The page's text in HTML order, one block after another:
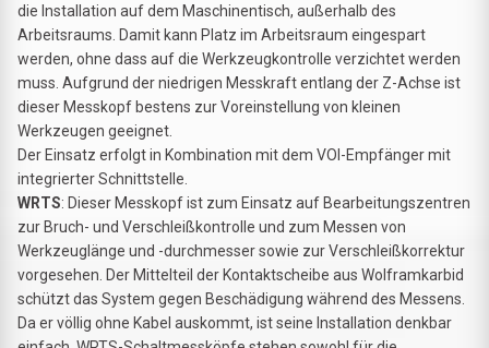
die Installation auf dem Maschinentisch, außerhalb des
Arbeitsraums. Damit kann Platz im Arbeitsraum eingespart
werden, ohne dass auf die Werkzeugkontrolle verzichtet werden
muss. Aufgrund der niedrigen Messkraft entlang der Z-Achse ist
dieser Messkopf bestens zur Voreinstellung von kleinen
Werkzeugen geeignet.
Der Einsatz erfolgt in Kombination mit dem VOI-Empfänger mit
integrierter Schnittstelle.
WRTS: Dieser Messkopf ist zum Einsatz auf Bearbeitungszentren
zur Bruch- und Verschleißkontrolle und zum Messen von
Werkzeuglänge und -durchmesser sowie zur Verschleißkorrektur
vorgesehen. Der Mittelteil der Kontaktscheibe aus Wolframkarbid
schützt das System gegen Beschädigung während des Messens.
Da er völlig ohne Kabel auskommt, ist seine Installation denkbar